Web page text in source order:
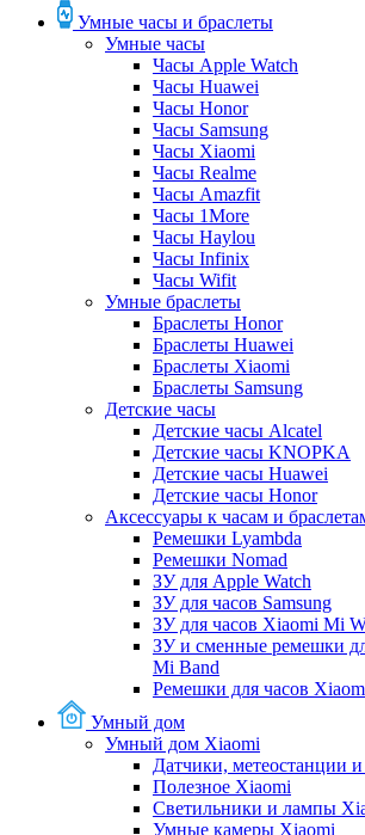
Умные часы и браслеты
Умные часы
Часы Apple Watch
Часы Huawei
Часы Honor
Часы Samsung
Часы Xiaomi
Часы Realme
Часы Amazfit
Часы 1More
Часы Haylou
Часы Infinix
Часы Wifit
Умные браслеты
Браслеты Honor
Браслеты Huawei
Браслеты Xiaomi
Браслеты Samsung
Детские часы
Детские часы Alcatel
Детские часы KNOPKA
Детские часы Huawei
Детские часы Honor
Аксессуары к часам и
Ремешки Lyambda
Ремешки Nomad
ЗУ для Apple Watch
ЗУ для часов Samsung
ЗУ для часов Xiaomi Mi
ЗУ и сменные ремешки
Mi Band
Ремешки для часов
Умный дом
Умный дом Xiaomi
Датчики, метеостанции
Полезное Xiaomi
Светильники и лампы
Умные камеры Xiaomi